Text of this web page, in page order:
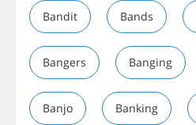
Bandit Bands
Bangers Banging
Banjo Banking